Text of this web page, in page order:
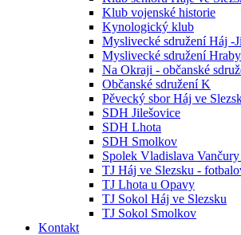
Klub vojenské historie
Kynologický klub
Myslivecké sdružení Háj -
Myslivecké sdružení
Na Okraji - občanské
Občanské sdružení K
Pěvecký sbor Háj ve
SDH Jilešovice
SDH Lhota
SDH Smolkov
Spolek Vladislava
TJ Háj ve Slezsku -
TJ Lhota u Opavy
TJ Sokol Háj ve Slezsku
TJ Sokol Smolkov
Kontakt